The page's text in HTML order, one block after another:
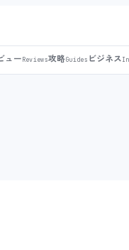
ューReviews攻略Guides ビジネス